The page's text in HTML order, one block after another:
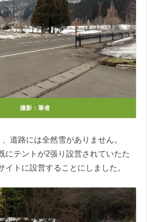
撮影：筆者
道路には全然雪がありません。
にテントが2張り設営されていたた
イトに設営することにしました。